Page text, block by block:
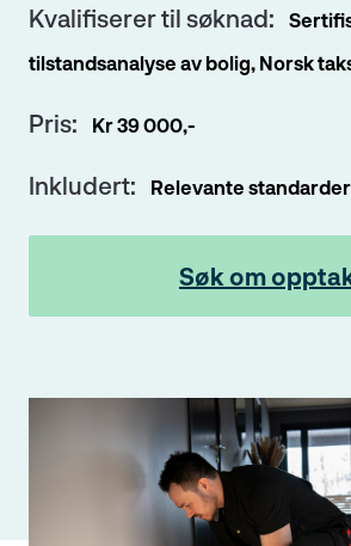
Kvalifiserer til søknad:
tilstandsanalyse av bolig, Norsk
Pris: Kr 39 000,-
Inkludert: Relevante
Søk om